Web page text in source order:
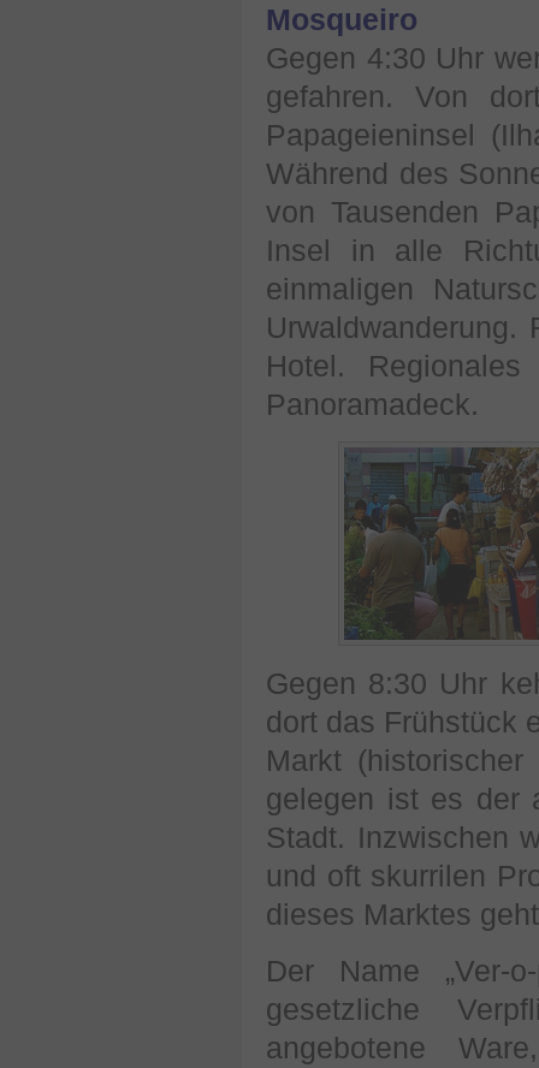
Mosqueiro
Gegen 4:30 Uhr
gefahren. Von
Papageieninsel
Während des
von Tausenden
Insel in alle
einmaligen
Hotel.
Panoramadeck.
Gegen 8:30 Uhr
dort das Frühstück
Markt
gelegen ist es der
Stadt. Inzwischen
und oft skurrilen
dieses Marktes
Der Name „Ver-
gesetzliche
angebotene